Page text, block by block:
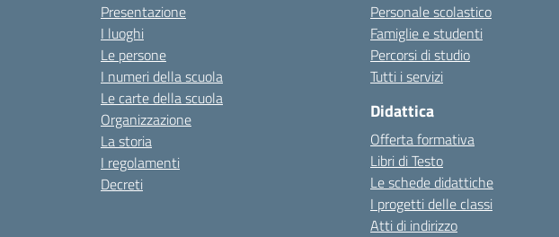
Presentazione
I luoghi
Le persone
I numeri della scuola
Le carte della scuola
Organizzazione
La storia
I regolamenti
Decreti
Personale scolastico
Famiglie e studenti
Percorsi di studio
Tutti i servizi
Didattica
Offerta formativa
Libri di Testo
Le schede didattiche
I progetti delle classi
Atti di indirizzo